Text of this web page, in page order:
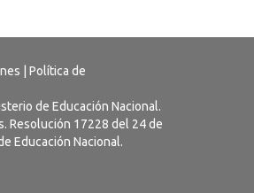
Política de
de Educación Nacional.
Resolución 17228 del 24 de
Educación Nacional.